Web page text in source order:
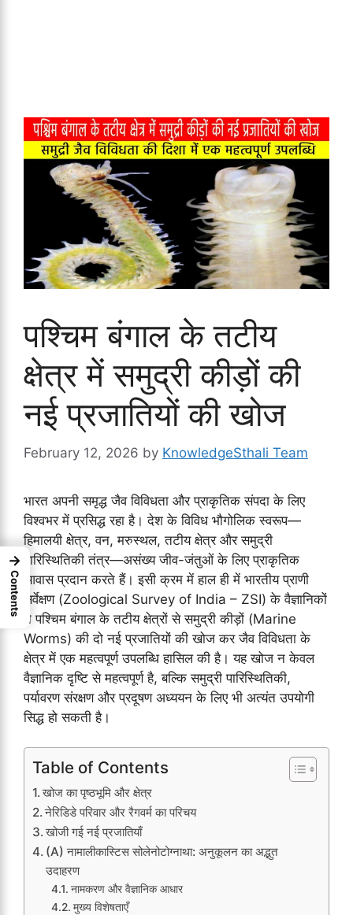
पश्चिम बंगाल के तटीय
क्षेत्र में समुद्री कीड़ों की
नई प्रजातियों की खोज
February 12, 2026 by KnowledgeSthali Team
भारत अपनी समृद्ध जैव विविधता और प्राकृतिक संपदा के लिए
विश्वभर में प्रसिद्ध रहा है। देश के विविध भौगोलिक स्वरूप—
हिमालयी क्षेत्र, वन, मरुस्थल, तटीय क्षेत्र और समुद्री
पारिस्थितिकी तंत्र—असंख्य जीव-जंतुओं के लिए प्राकृतिक
आवास प्रदान करते हैं। इसी क्रम में हाल ही में भारतीय प्राणी
सर्वेक्षण (Zoological Survey of India – ZSI) के वैज्ञानिकों
ने पश्चिम बंगाल के तटीय क्षेत्रों से समुद्री कीड़ों (Marine
Worms) की दो नई प्रजातियों की खोज कर जैव विविधता के
क्षेत्र में एक महत्वपूर्ण उपलब्धि हासिल की है। यह खोज न केवल
वैज्ञानिक दृष्टि से महत्वपूर्ण है, बल्कि समुद्री पारिस्थितिकी,
पर्यावरण संरक्षण और प्रदूषण अध्ययन के लिए भी अत्यंत उपयोगी
सिद्ध हो सकती है।
Table of Contents
खोज का पृष्ठभूमि और क्षेत्र
नेरिडिडे परिवार और रैगवर्म का परिचय
खोजी गई नई प्रजातियाँ
(A) नामालीकास्टिस सोलेनोटोग्नाथा: अनुकूलन का अद्भुत
उदाहरण
नामकरण और वैज्ञानिक आधार
मुख्य विशेषताएँ
→
Contents